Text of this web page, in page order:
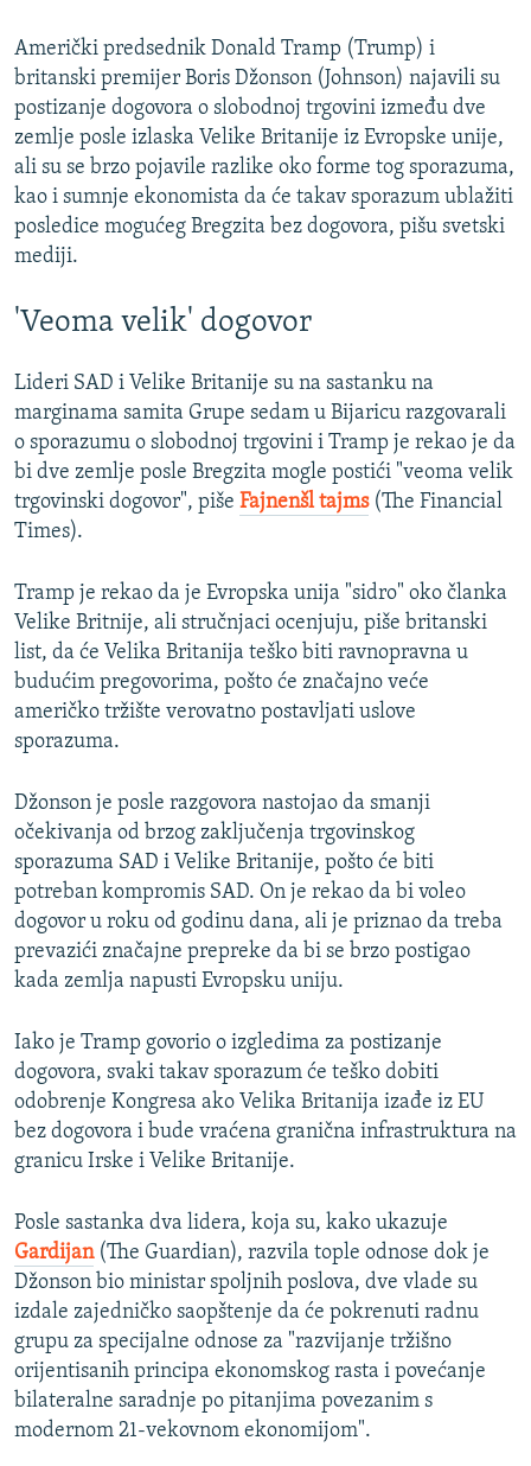
POPLAVE I KLIZIŠTA U BIH 2024.
TV LIBERTY
POST SCRIPTUM
MOJA EVROPA
TRI DECENIJE OD RATA U BIH
SVE KARTE DEJTONA
Sve RFE/RL stranice
Američki predsednik Donald Tramp (Trump) i
britanski premijer Boris Džonson (Johnson) najavili su
postizanje dogovora o slobodnoj trgovini između dve
zemlje posle izlaska Velike Britanije iz Evropske unije,
ali su se brzo pojavile razlike oko forme tog sporazuma,
kao i sumnje ekonomista da će takav sporazum ublažiti
posledice mogućeg Bregzita bez dogovora, pišu svetski
mediji.
'Veoma velik' dogovor
Lideri SAD i Velike Britanije su na sastanku na
marginama samita Grupe sedam u Bijaricu razgovarali
o sporazumu o slobodnoj trgovini i Tramp je rekao je da
bi dve zemlje posle Bregzita mogle postići "veoma velik
trgovinski dogovor", piše Fajnenšl tajms(The Financial
Times).
Tramp je rekao da je Evropska unija "sidro" oko članka
Velike Britnije, ali stručnjaci ocenjuju, piše britanski
list, da će Velika Britanija teško biti ravnopravna u
budućim pregovorima, pošto će značajno veće
američko tržište verovatno postavljati uslove
sporazuma.
Džonson je posle razgovora nastojao da smanji
očekivanja od brzog zaključenja trgovinskog
sporazuma SAD i Velike Britanije, pošto će biti
potreban kompromis SAD. On je rekao da bi voleo
dogovor u roku od godinu dana, ali je priznao da treba
prevazići značajne prepreke da bi se brzo postigao
kada zemlja napusti Evropsku uniju.
Iako je Tramp govorio o izgledima za postizanje
dogovora, svaki takav sporazum će teško dobiti
odobrenje Kongresa ako Velika Britanija izađe iz EU
bez dogovora i bude vraćena granična infrastruktura na
granicu Irske i Velike Britanije.
Posle sastanka dva lidera, koja su, kako ukazuje
Gardijan(The Guardian), razvila tople odnose dok je
Džonson bio ministar spoljnih poslova, dve vlade su
izdale zajedničko saopštenje da će pokrenuti radnu
grupu za specijalne odnose za "razvijanje tržišno
orijentisanih principa ekonomskog rasta i povećanje
bilateralne saradnje po pitanjima povezanim s
modernom 21-vekovnom ekonomijom".